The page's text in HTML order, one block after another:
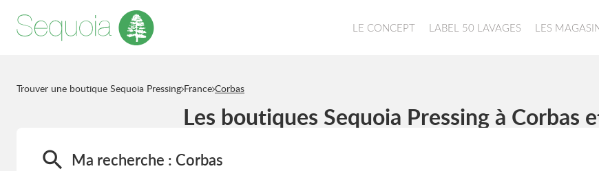
LE CONCEPT LABEL 50 LAVAGES LES
Trouver une boutique Sequoia Pressing France Corbas
Les boutiques Sequoia Pressing à Corbas
Ma recherche : Corbas